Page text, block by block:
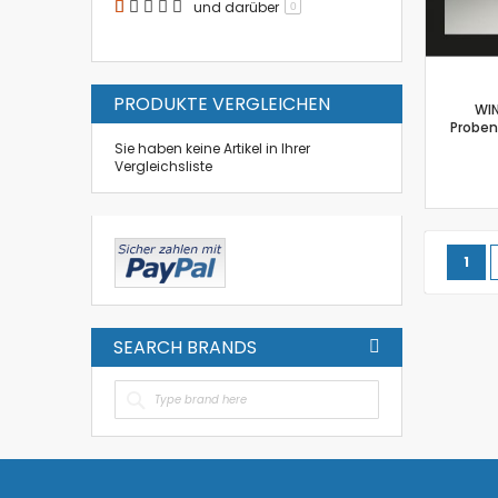
Seite
Sie
1
und darüber 0
PRODUKTE VERGLEICHEN
Sie haben keine Artikel in Ihrer
Vergleichsliste
SEARCH BRANDS